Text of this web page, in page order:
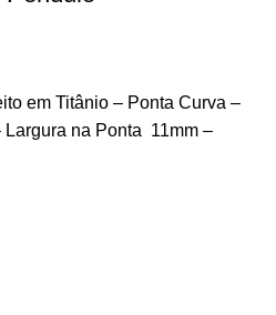
em Titânio – Ponta Curva –
na Ponta 11mm –